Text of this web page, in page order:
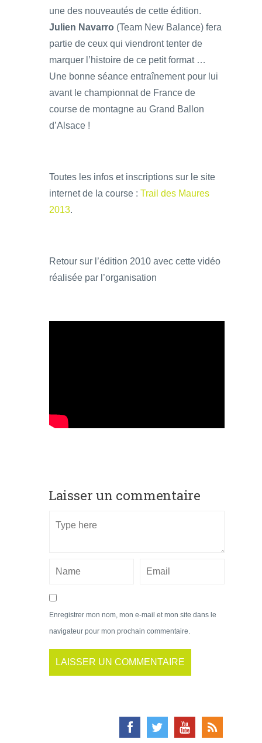
une des nouveautés de cette édition.
Julien Navarro (Team New Balance) fera
partie de ceux qui viendront tenter de
marquer l’histoire de ce petit format …
Une bonne séance entraînement pour lui
avant le championnat de France de
course de montagne au Grand Ballon
d’Alsace !
Toutes les infos et inscriptions sur le site
internet de la course : Trail des Maures
2013.
Retour sur l’édition 2010 avec cette vidéo
réalisée par l’organisation
Laisser un commentaire
Enregistrer mon nom, mon e-mail et mon site dans le
navigateur pour mon prochain commentaire.